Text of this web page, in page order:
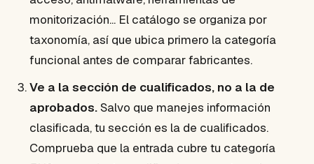
monitorización... El catálogo se organiza por
taxonomía, así que ubica primero la categoría
funcional antes de comparar fabricantes.
Ve a la sección de cualificados, no a la de
aprobados.Salvo que manejes información
clasificada, tu sección es la de cualificados.
Comprueba que la entrada cubre tu categoría